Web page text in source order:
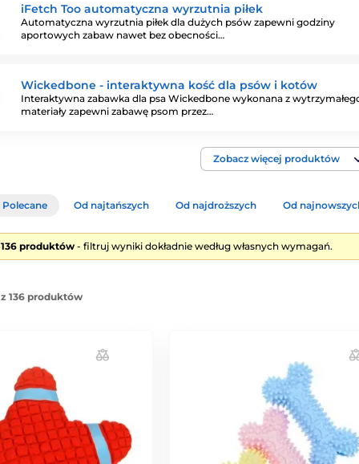
iFetch Too automatyczna wyrzutnia piłek
Automatyczna wyrzutnia piłek dla dużych psów zapewni godziny
aportowych zabaw nawet bez obecności…
Wickedbone - interaktywna kość dla psów i kotów
Interaktywna zabawka dla psa Wickedbone wykonana z
materiały zapewni zabawę psom przez…
Zobacz więcej produktów
Polecane Od najtańszych Od najdroższych Od
produktów - filtruj wyniki dokładnie według własnych wymagań.
136 produktów